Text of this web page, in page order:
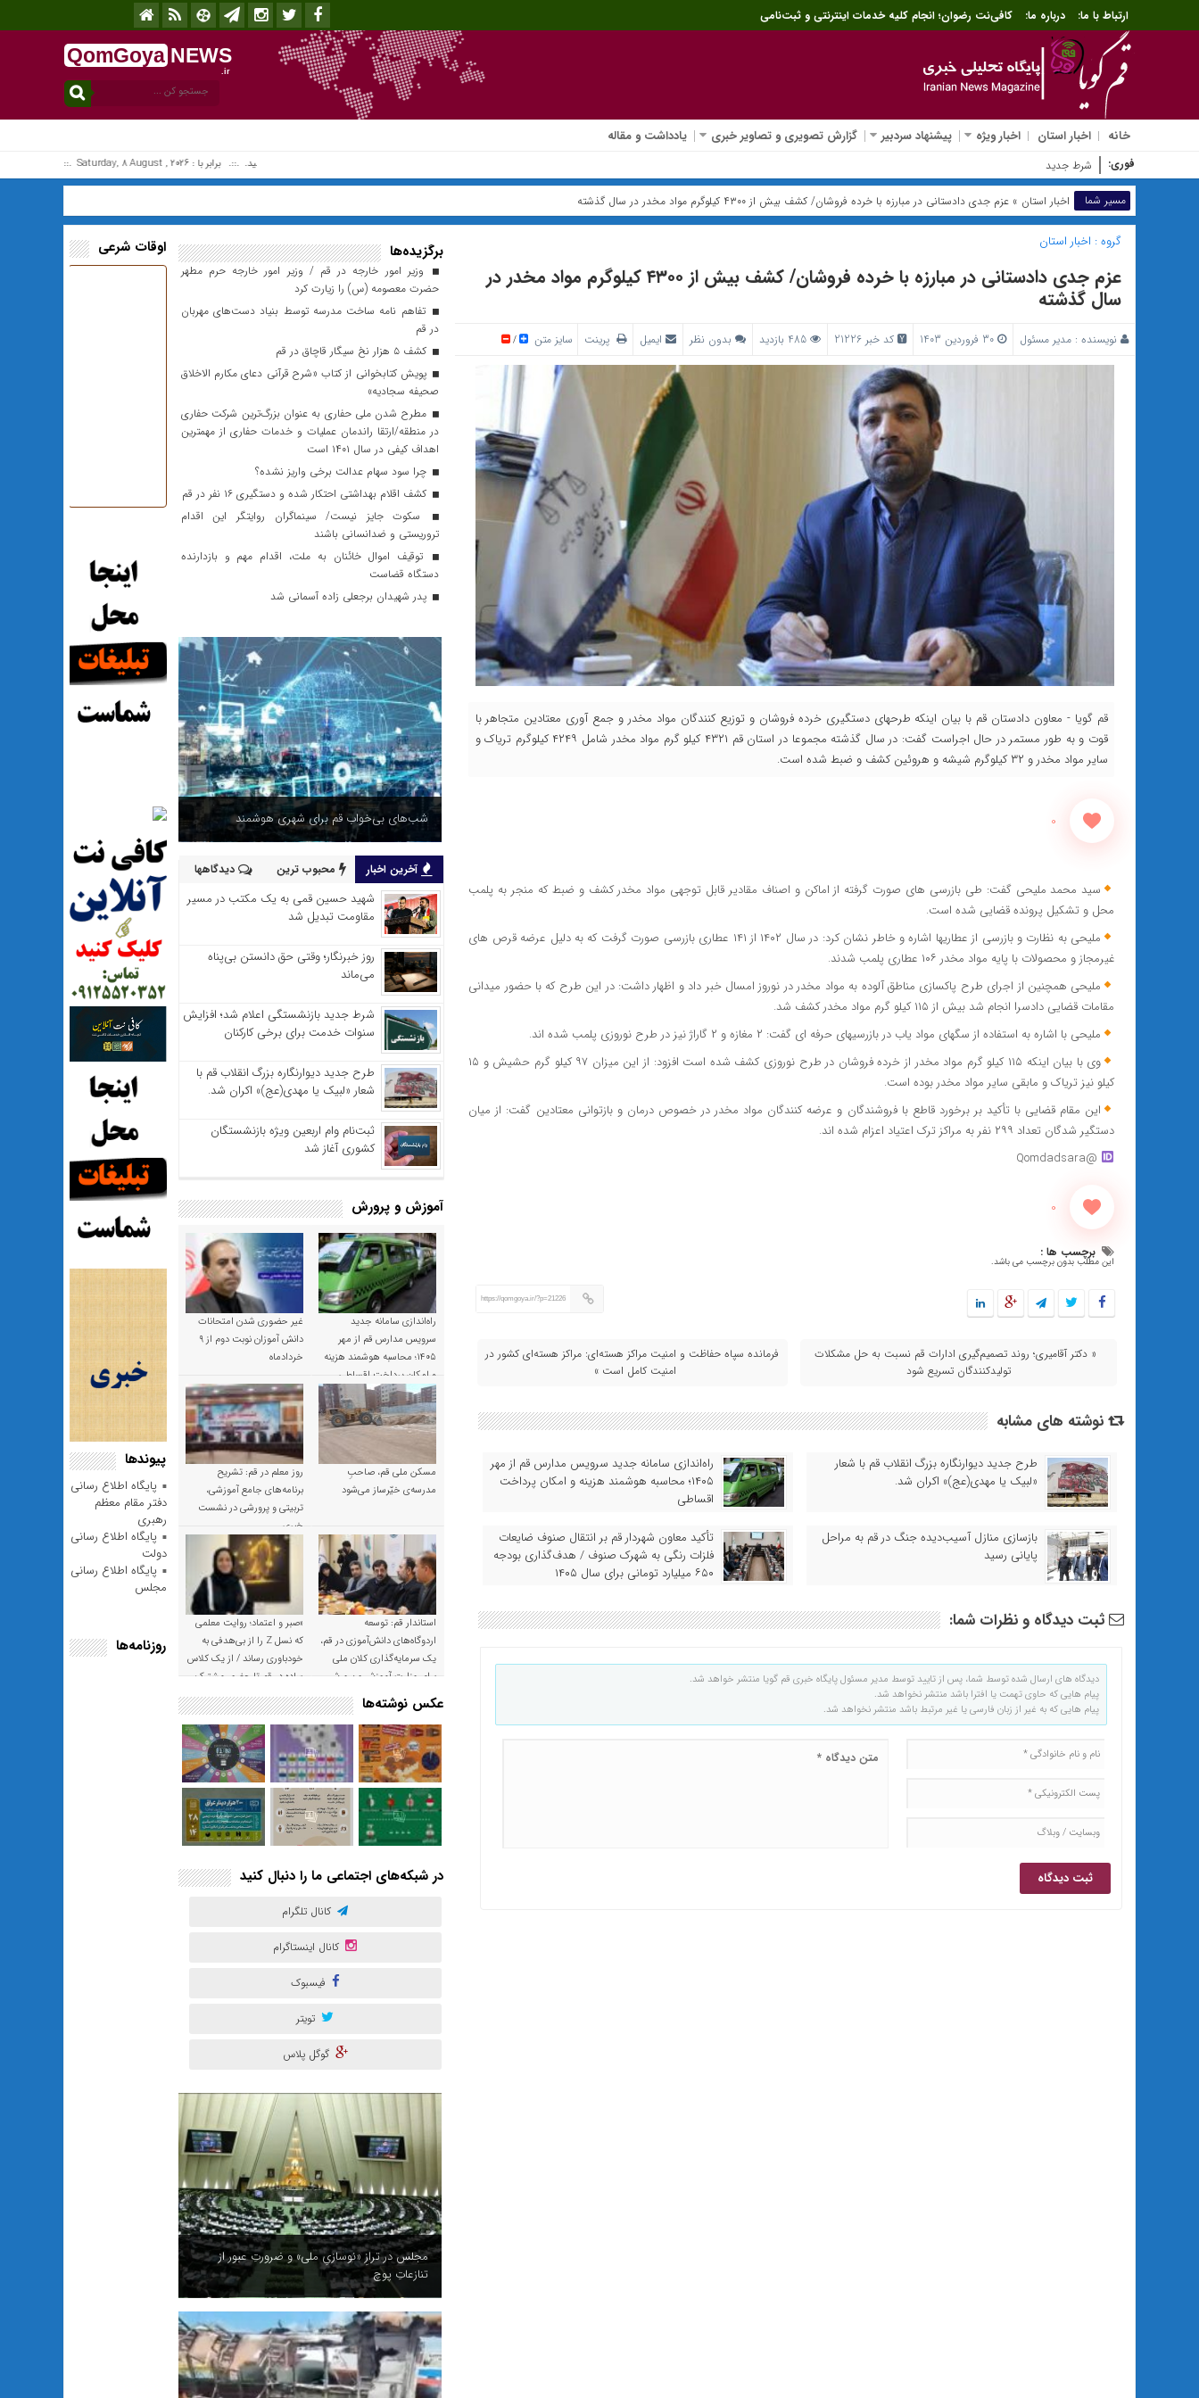
ارتباط با ما: درباره ما: کافی‌نت رضوان؛ انجام کلیه خدمات اینترنتی و ثبت‌نامی
QomGoya NEWS
.ir
خانه اخبار استان اخبار ویژه پیشنهاد سردبیر گزارش تصویری و تصاویر خبری یادداشت و مقاله
فوری: شرط جدید بازنشستگی اعلام شد؛ افزایش سنوات خدم افزونه جلالی را نصب کنید. .::. برابر با : Saturday, 8 August , 2026 .::. اخبار منتشر شده : 0 خبر
مسیر شما اخبار استان » عزم جدی دادستانی در مبارزه با خرده فروشان/ کشف بیش از ۴۳۰۰ کیلوگرم مواد مخدر در سال گذشته
گروه : اخبار استان
عزم جدی دادستانی در مبارزه با خرده فروشان/ کشف بیش از ۴۳۰۰ کیلوگرم مواد مخدر در
سال گذشته
نویسنده : مدیر مسئول کد خبر 21226 بدون نظر ایمیل پرینت سایز متن /
قم گویا - معاون دادستان قم با بیان اینکه طرحهای دستگیری خرده فروشان و توزیع کنندگان مواد مخدر و جمع آوری معتادین متجاهر با
قوت و به طور مستمر در حال اجراست گفت: در سال گذشته مجموعا در استان قم ۴۳۲۱ کیلو گرم مواد مخدر شامل ۴۲۴۹ کیلوگرم تریاک و
سایر مواد مخدر و ۳۲ کیلوگرم شیشه و هروئین کشف و ضبط شده است.
0
سید محمد ملیحی گفت: طی بازرسی های صورت گرفته از اماکن و اصناف مقادیر قابل توجهی مواد مخدر کشف و ضبط که منجر به پلمب
محل و تشکیل پرونده قضایی شده است.
ملیحی به نظارت و بازرسی از عطاریها اشاره و خاطر نشان کرد: در سال ۱۴۰۲ از ۱۴۱ عطاری بازرسی صورت گرفت که به دلیل عرضه قرص های
غیرمجاز و محصولات با پایه مواد مخدر ۱۰۶ عطاری پلمب شدند.
ملیحی همچنین از اجرای طرح پاکسازی مناطق آلوده به مواد مخدر در نوروز امسال خبر داد و اظهار داشت: در این طرح که با حضور میدانی
مقامات قضایی دادسرا انجام شد بیش از ۱۱۵ کیلو گرم مواد مخدر کشف شد.
ملیحی با اشاره به استفاده از سگهای مواد یاب در بازرسیهای حرفه ای گفت: ۲ مغازه و ۲ گاراژ نیز در طرح نوروزی پلمب شده اند.
وی با بیان اینکه ۱۱۵ کیلو گرم مواد مخدر از خرده فروشان در طرح نوروزی کشف شده است افزود: از این میزان ۹۷ کیلو گرم حشیش و ۱۵
کیلو نیز تریاک و مابقی سایر مواد مخدر بوده است.
این مقام قضایی با تأکید بر برخورد قاطع با فروشندگان و عرضه کنندگان مواد مخدر در خصوص درمان و بازتوانی معتادین گفت: از میان
دستگیر شدگان تعداد ۲۹۹ نفر به مراکز ترک اعتیاد اعزام شده اند.
@Qomdadsara
0
برچسب ها :
این مطلب بدون برچسب می باشد.
https://qomgoya.ir/?p=21226
« دکتر آقامیری؛ روند تصمیم‌گیری ادارات قم نسبت به حل مشکلات
تولیدکنندگان تسریع شود
فرمانده سپاه حفاظت و امنیت مراکز هسته‌ای: مراکز هسته‌ای کشور در
امنیت کامل است »
نوشته های مشابه
طرح جدید دیوارنگاره بزرگ انقلاب قم با شعار
«لبیک یا مهدی(عج)» اکران شد.
راه‌اندازی سامانه جدید سرویس مدارس قم از مهر
۱۴۰۵؛ محاسبه هوشمند هزینه و امکان پرداخت
اقساطی
بازسازی منازل آسیب‌دیده جنگ در قم به مراحل
پایانی رسید
تأکید معاون شهردار قم بر انتقال صنوف ضایعات
فلزات رنگی به شهرک صنوف / هدف‌گذاری بودجه
۶۵۰ میلیارد تومانی برای سال ۱۴۰۵
ثبت دیدگاه و نظرات شما:
دیدگاه های ارسال شده توسط شما، پس از تایید توسط مدیر مسئول پایگاه خبری قم گویا منتشر خواهد شد.
پیام هایی که حاوی تهمت یا افترا باشد منتشر نخواهد شد.
پیام هایی که به غیر از زبان فارسی یا غیر مرتبط باشد منتشر نخواهد شد.
برگزیده‌ها
وزیر امور خارجه در قم / وزیر امور خارجه حرم مطهر
حضرت معصومه (س) را زیارت کرد
تفاهم نامه ساخت مدرسه توسط بنیاد دست‌های مهربان
در قم
کشف ۵ هزار نخ سیگار قاچاق در قم
پویش کتابخوانی از کتاب «شرح قرآنی دعای مکارم الاخلاق
صحیفه سجادیه»
مطرح شدن ملی حفاری به عنوان بزرگ‌ترین شرکت حفاری
در منطقه/ارتقا راندمان عملیات و خدمات حفاری از مهمترین
اهداف کیفی در سال ۱۴۰۱ است
چرا سود سهام‌ عدالت برخی واریز نشده؟
کشف اقلام بهداشتی احتکار شده و دستگیری ۱۶ نفر در قم
سکوت جایز نیست/ سینماگران روایتگر این اقدام
تروریستی و ضدانسانی باشند
توقیف اموال خائنان به ملت، اقدام مهم و بازدارنده
دستگاه قضاست
پدر شهیدان برجعلی زاده آسمانی شد
شب‌های بی‌خواب قم برای شهری هوشمند
آخرین اخبار محبوب ترین دیدگاهها
شهید حسین قمی به یک مکتب در مسیر
مقاومت تبدیل شد
روز خبرنگار؛ وقتی حق دانستن بی‌پناه
می‌ماند
شرط جدید بازنشستگی اعلام شد؛ افزایش
سنوات خدمت برای برخی کارکنان
طرح جدید دیوارنگاره بزرگ انقلاب قم با
شعار «لبیک یا مهدی(عج)» اکران شد.
ثبت‌نام وام اربعین ویژه بازنشستگان
کشوری آغاز شد
آموزش و پرورش
راه‌اندازی سامانه جدید
سرویس مدارس قم از مهر
۱۴۰۵؛ محاسبه هوشمند هزینه
و امکان پرداخت اقساطی
غیر حضوری شدن امتحانات
دانش آموزان نوبت دوم از ۹
خردادماه
مسکن ملی قم، صاحبِ
مدرسه‌ی خیّرساز می‌شود
روز معلم در قم: تشریح
برنامه‌های جامع آموزشی،
تربیتی و پرورشی در نشست
خبری
استاندار قم: توسعه
اردوگاه‌های دانش‌آموزی در قم،
یک سرمایه‌گذاری کلان ملی
برای وزارت آموزش و پرورش
است
«صبر و اعتماد؛ روایت معلمی
که نسل Z را از بی‌هدفی به
خودباوری رساند / از یک کلاس
ساده در قم تا حضور مشترک
معلم و هنرجویان در مهم‌ترین
گالری قرآنی هوش مصنوعی
تهران
عکس نوشته‌ها
در شبکه‌های اجتماعی ما را دنبال کنید
کانال تلگرام
کانال اینستاگرام
فیسبوک
تویتر
گوگل پلاس
مجلس در ترازِ «نوسازیِ ملی» و ضرورتِ عبور از
تنازعاتِ پوچ
اوقات شرعی
پیوندها
پایگاه اطلاع رسانی
دفتر مقام معظم
رهبری
پایگاه اطلاع رسانی
دولت
پایگاه اطلاع رسانی
مجلس
روزنامه‌ها